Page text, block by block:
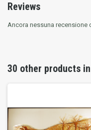
Reviews
Ancora nessuna recensione
30 other products